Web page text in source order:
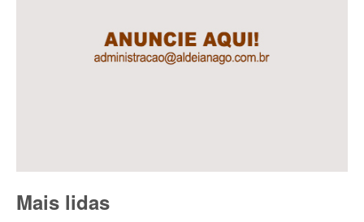
Mais lidas